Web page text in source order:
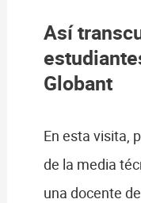
Así
Globant
En esta visita,
de la media
una docente